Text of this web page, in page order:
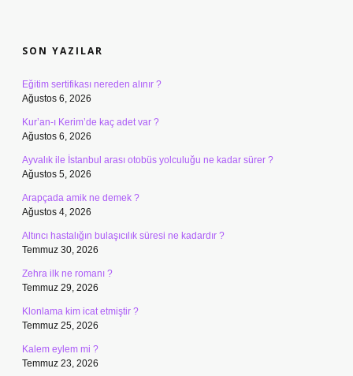
SON YAZILAR
Eğitim sertifikası nereden alınır ?
Ağustos 6, 2026
Kur’an-ı Kerim’de kaç adet var ?
Ağustos 6, 2026
Ayvalık ile İstanbul arası otobüs yolculuğu ne kadar sürer ?
Ağustos 5, 2026
Arapçada amik ne demek ?
Ağustos 4, 2026
Altıncı hastalığın bulaşıcılık süresi ne kadardır ?
Temmuz 30, 2026
Zehra ilk ne romanı ?
Temmuz 29, 2026
Klonlama kim icat etmiştir ?
Temmuz 25, 2026
Kalem eylem mi ?
Temmuz 23, 2026